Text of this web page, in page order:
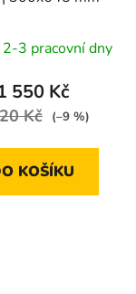
3 pracovní dny
550 Kč
Kč (–9 %)
KOŠÍKU